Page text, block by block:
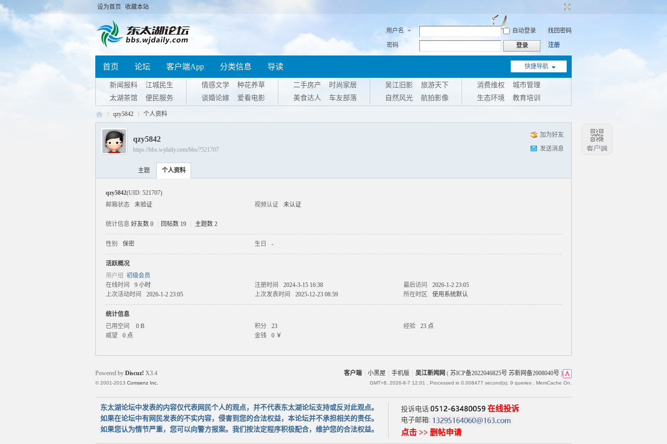
设为首页 收藏本站
用户名 自动登录 找回密码
密码 登录 注册
快捷导航
首页 论坛 客户端App 分类信息 导读
新闻报料
江城民生
太湖茶馆
便民服务
情感文学
种花养草
谈婚论嫁
爱看电影
二手房产
时尚家居
美食达人
车友部落
吴江旧影
旅游天下
自然风光
航拍影像
消费维权
城市管理
生态环境
教育培训
湖
›
qzy5842 个人资料
加为好友
发送消息
qzy5842
https://bbs.wjdaily.com/bbs/?521707
主题 个人资料
qzy5842(UID: 521707)
邮箱状态
未验证 视频认证 未认证
统计信息 好友数 0 回帖数 19 主题数 2
性别 保密 生日 -
活跃概况
用户组 初级会员
在线时间
9 小时 注册时间 2024-3-15 16:38 最后访问
2026-1-2 23:05
上次活动时间
2026-1-2 23:05 上次发表时间 2025-12-23 08:59 所在时区 使用系统默认
统计信息
已用空间
0 B 积分 23 经验
23 点
威望
0 点 金钱 0 ￥
客户端 小黑屋 手机版 吴江新闻网 ( 苏ICP备2022046825号 苏新网备2008040号 )
GMT+8, 2026-8-7 12:01 , Processed in 0.008477 second(s), 9 queries , MemCache On.
Powered by Discuz! X3.4
© 2001-2013 Comsenz Inc.
东太湖论坛中发表的内容仅代表网民个人的观点，并不代表东太湖论坛支持或反对此观点。
如果在论坛中有网民发表的不实内容，侵害到您的合法权益，本论坛并不承担相关的责任。
如果您认为情节严重，您可以向警方报案。我们按法定程序积极配合，维护您的合法权益。
投诉电话: 在线投诉
电子邮箱:
点击 >> 删帖申请